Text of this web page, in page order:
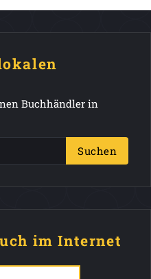
Buchhändler in
Suchen
im Internet